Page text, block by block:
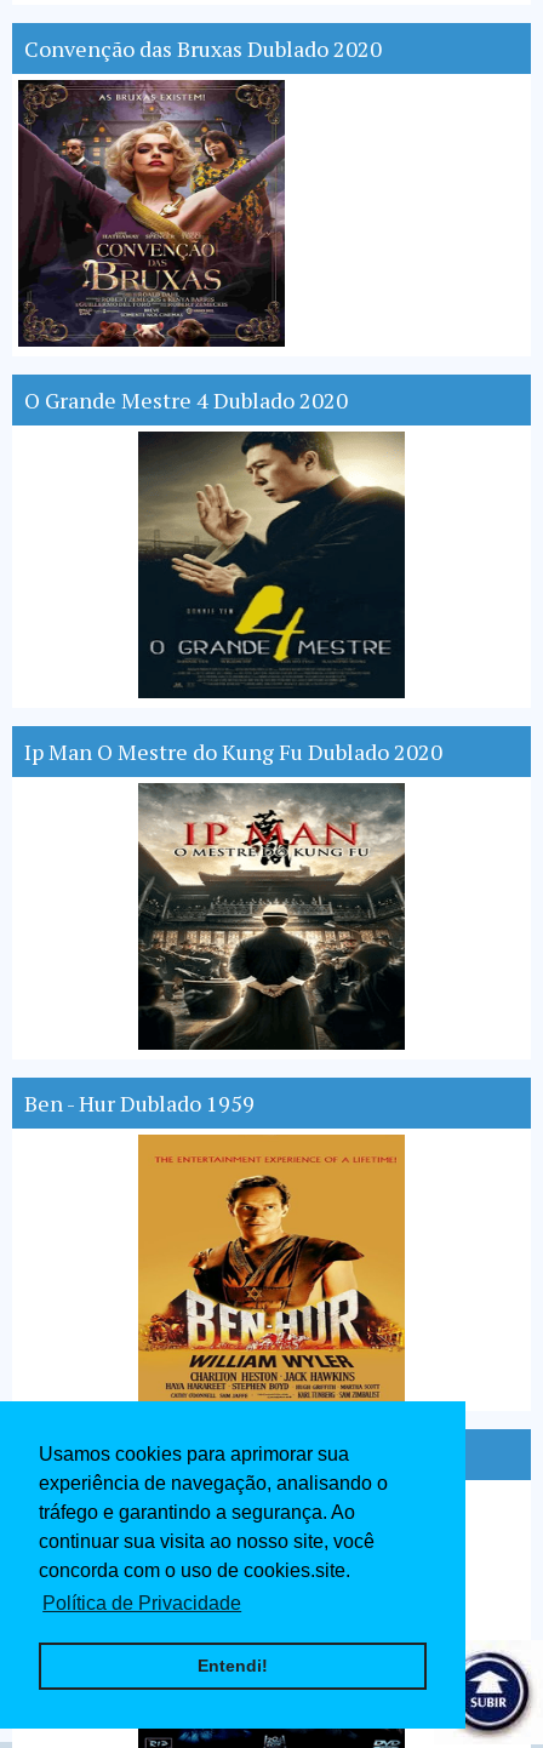
Usamos cookies para aprimorar sua
experiência de navegação, analisando o
tráfego e garantindo a segurança. Ao
continuar sua visita ao nosso site, você
concorda com o uso de cookies.site.
Política de Privacidade
Entendi!
Convenção das Bruxas Dublado 2020
O Grande Mestre 4 Dublado 2020
Ip Man O Mestre do Kung Fu Dublado 2020
Ben - Hur Dublado 1959
Avatar Dublado 2009